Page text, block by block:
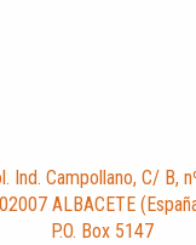
Ind. Campollano, C/ B,
02007 ALBACETE
P.O. Box 5147